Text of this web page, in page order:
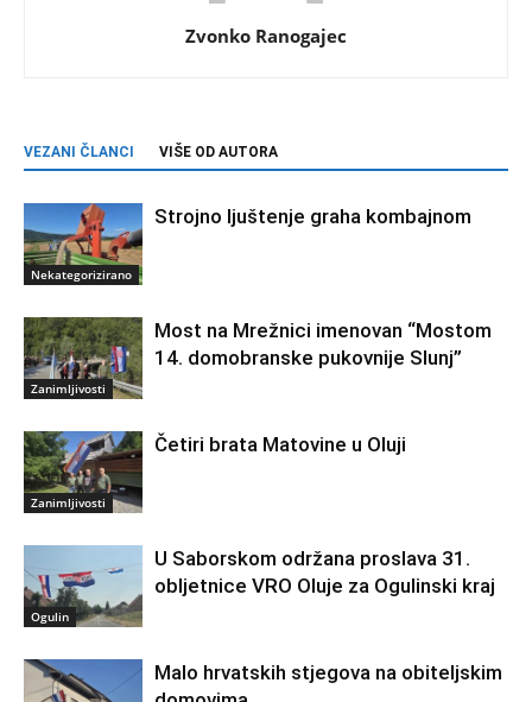
Zvonko Ranogajec
VEZANI ČLANCI VIŠE OD AUTORA
Nekategorizirano
Strojno ljuštenje graha kombajnom
Zanimljivosti
Most na Mrežnici imenovan “Mostom
14. domobranske pukovnije Slunj”
Zanimljivosti
Četiri brata Matovine u Oluji
Ogulin
U Saborskom održana proslava 31.
obljetnice VRO Oluje za Ogulinski kraj
Malo hrvatskih stjegova na obiteljskim